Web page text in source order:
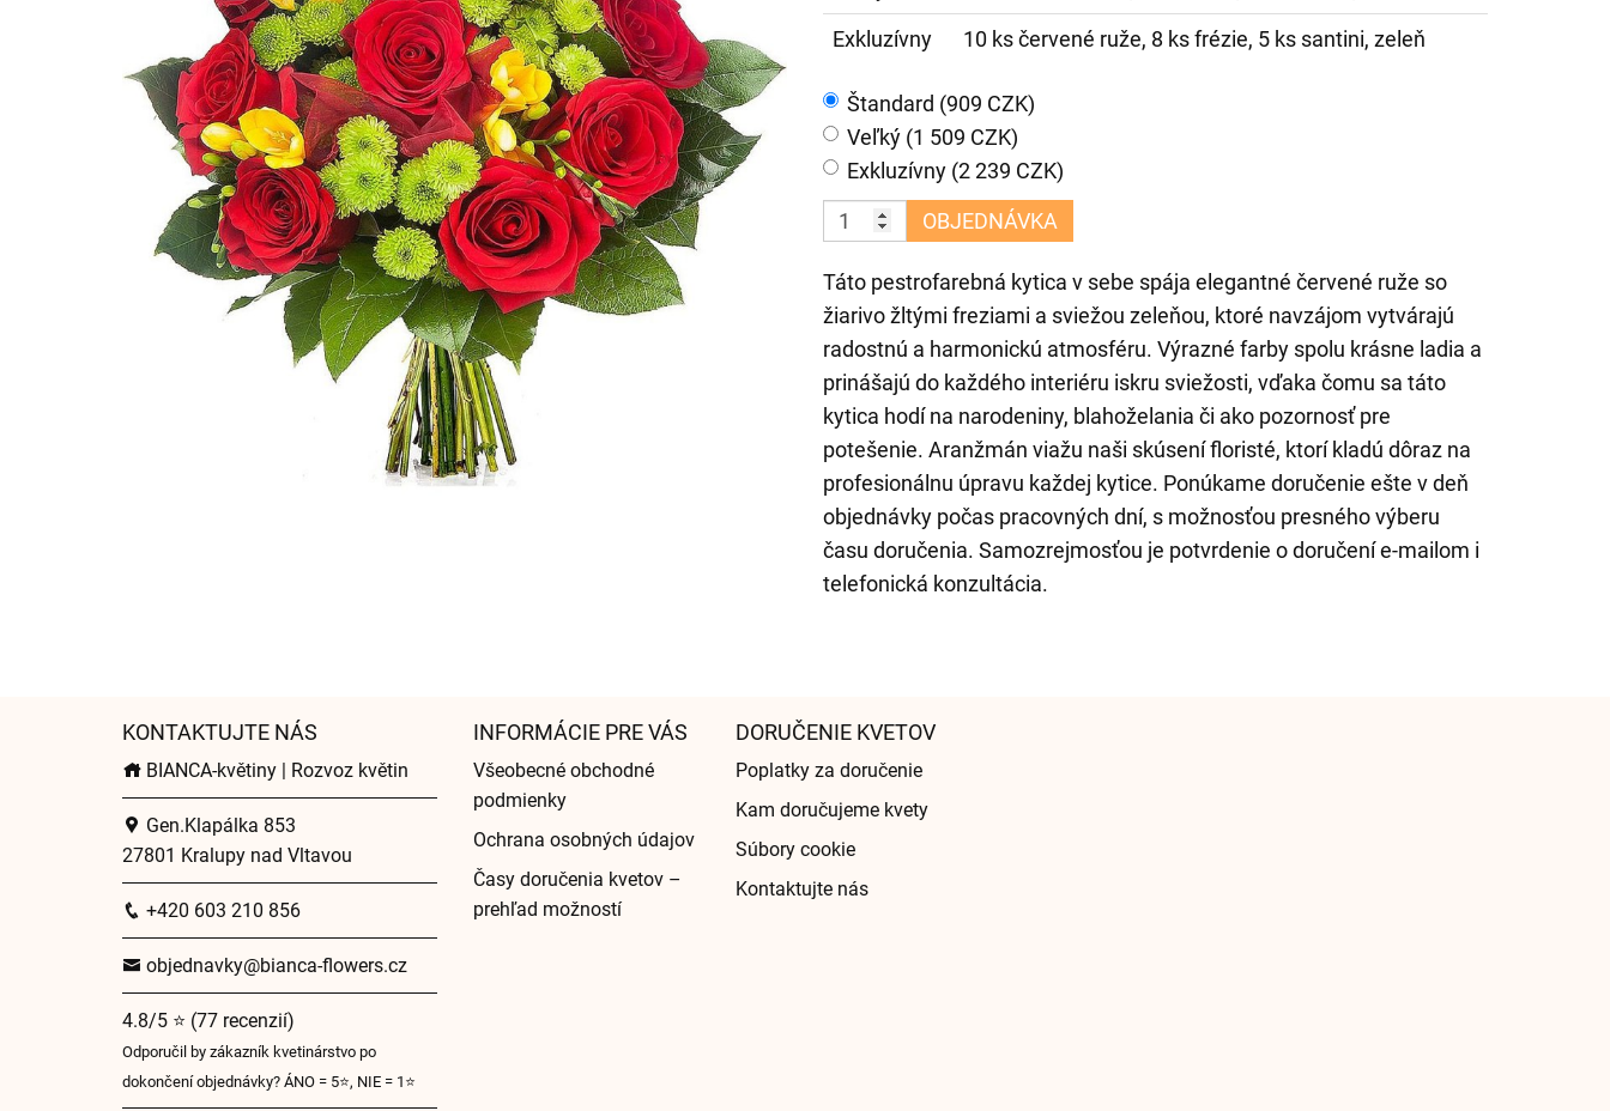
Exkluzívny
10 ks červené ruže, 8 ks frézie, 5 ks santini, zeleň
Štandard (909 CZK)
Veľký (1 509 CZK)
Exkluzívny (2 239 CZK)
OBJEDNÁVKA
Táto pestrofarebná kytica v sebe spája elegantné červené ruže so
žiarivo žltými freziami a sviežou zeleňou, ktoré navzájom vytvárajú
radostnú a harmonickú atmosféru. Výrazné farby spolu krásne ladia a
prinášajú do každého interiéru iskru sviežosti, vďaka čomu sa táto
kytica hodí na narodeniny, blahoželania či ako pozornosť pre
potešenie. Aranžmán viažu naši skúsení floristé, ktorí kladú dôraz na
profesionálnu úpravu každej kytice. Ponúkame doručenie ešte v deň
objednávky počas pracovných dní, s možnosťou presného výberu
času doručenia. Samozrejmosťou je potvrdenie o doručení e-mailom i
telefonická konzultácia.
KONTAKTUJTE NÁS
BIANCA-květiny | Rozvoz květin
Gen.Klapálka 853
27801 Kralupy nad Vltavou
+420 603 210 856
objednavky@bianca-flowers.cz
4.8/5 ⭐ (77 recenzií)
Odporučil by zákazník kvetinárstvo po
dokončení objednávky? ÁNO = 5⭐, NIE = 1⭐
INFORMÁCIE PRE VÁS
Všeobecné obchodné
podmienky
Ochrana osobných údajov
Časy doručenia kvetov –
prehľad možností
DORUČENIE KVETOV
Poplatky za doručenie
Kam doručujeme kvety
Súbory cookie
Kontaktujte nás